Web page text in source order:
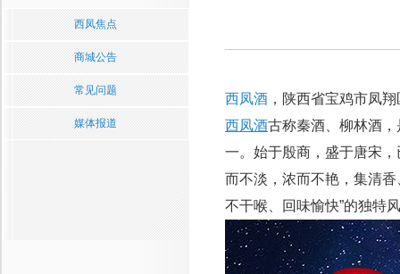
西凤焦点
商城公告
常见问题
媒体报道
西凤酒 ，陕西省宝鸡市凤
西凤酒古称秦酒、柳林酒
一。始于殷商，盛于唐宋
而不淡，浓而不艳，集清
不干喉、回味愉快”的独特